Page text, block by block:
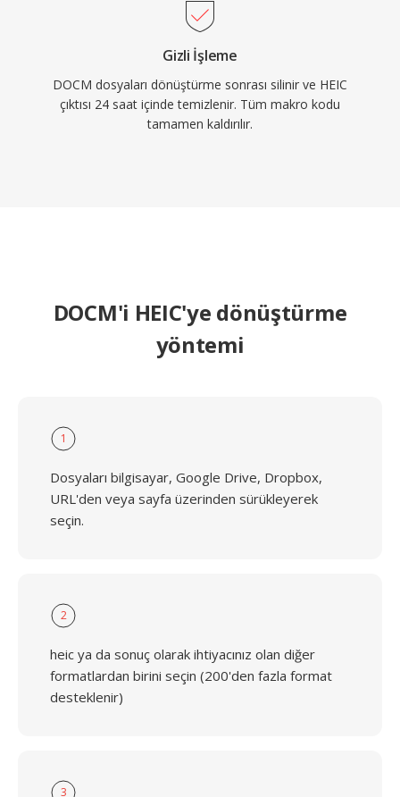
Gizli İşleme
DOCM dosyaları dönüştürme sonrası silinir ve HEIC
çıktısı 24 saat içinde temizlenir. Tüm makro kodu
tamamen kaldırılır.
DOCM'i HEIC'ye dönüştürme
yöntemi
1
Dosyaları bilgisayar, Google Drive, Dropbox,
URL'den veya sayfa üzerinden sürükleyerek
seçin.
2
heic ya da sonuç olarak ihtiyacınız olan diğer
formatlardan birini seçin (200'den fazla format
desteklenir)
3